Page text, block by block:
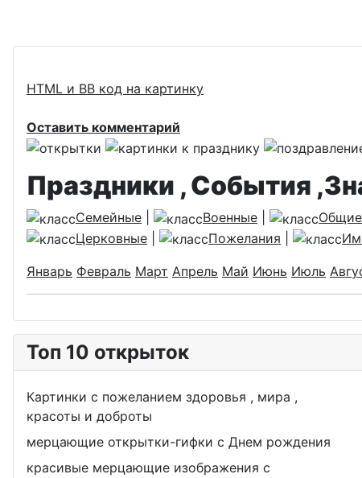
HTML и BB код на картинку
Оставить комментарий
Праздники , События
Семейные Военные Общие
Церковные
Пожелания
Январь Февраль Март Апрель Май Июнь Июль
Топ 10 открыток
Картинки с пожеланием здоровья , мира ,
красоты и доброты
мерцающие открытки-гифки с Днем рождения
красивые мерцающие изображения с